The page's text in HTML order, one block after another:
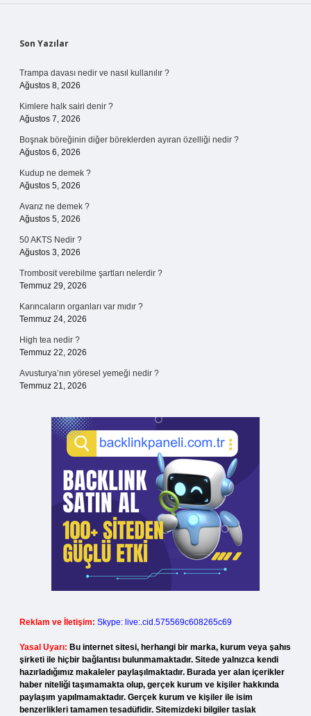
Sidebar
Son Yazılar
Trampa davası nedir ve nasıl kullanılır ?
Ağustos 8, 2026
Kimlere halk sairi denir ?
Ağustos 7, 2026
Boşnak böreğinin diğer böreklerden ayıran özelliği nedir ?
Ağustos 6, 2026
Kudup ne demek ?
Ağustos 5, 2026
Avarız ne demek ?
Ağustos 5, 2026
50 AKTS Nedir ?
Ağustos 3, 2026
Trombosit verebilme şartları nelerdir ?
Temmuz 29, 2026
Karıncaların organları var mıdır ?
Temmuz 24, 2026
High tea nedir ?
Temmuz 22, 2026
Avusturya’nın yöresel yemeği nedir ?
Temmuz 21, 2026
Reklam ve İletişim: Skype: live:.cid.575569c608265c69
Yasal Uyarı: Bu internet sitesi, herhangi bir marka, kurum veya şahıs
şirketi ile hiçbir bağlantısı bulunmamaktadır. Sitede yalnızca kendi
hazırladığımız makaleler paylaşılmaktadır. Burada yer alan içerikler
haber niteliği taşımamakta olup, gerçek kurum ve kişiler hakkında
paylaşım yapılmamaktadır. Gerçek kurum ve kişiler ile isim
benzerlikleri tamamen tesadüfidir. Sitemizdeki bilgiler taslak